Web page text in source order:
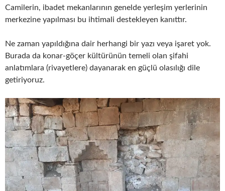
Camilerin, ibadet mekanlarının genelde yerleşim yerlerinin
merkezine yapılması bu ihtimali destekleyen kanıttır.
Ne zaman yapıldığına dair herhangi bir yazı veya işaret yok.
Burada da konar-göçer kültürünün temeli olan şifahi
anlatımlara (rivayetlere) dayanarak en güçlü olasılığı dile
getiriyoruz.